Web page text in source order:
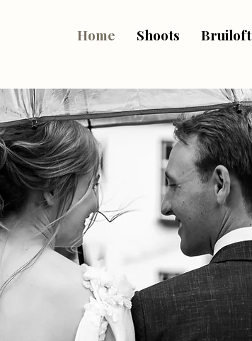
Home Shoots Bruiloft